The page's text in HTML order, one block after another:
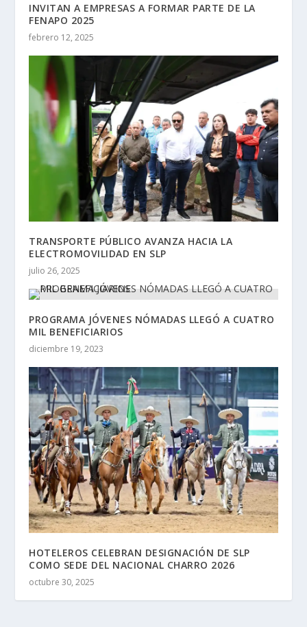
INVITAN A EMPRESAS A FORMAR PARTE DE LA
FENAPO 2025
febrero 12, 2025
TRANSPORTE PÚBLICO AVANZA HACIA LA
ELECTROMOVILIDAD EN SLP
julio 26, 2025
PROGRAMA JÓVENES NÓMADAS LLEGÓ A CUATRO
MIL BENEFICIARIOS
diciembre 19, 2023
HOTELEROS CELEBRAN DESIGNACIÓN DE SLP
COMO SEDE DEL NACIONAL CHARRO 2026
octubre 30, 2025